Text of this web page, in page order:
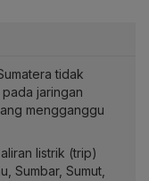
tidak
jaringan
mengganggu
listrik (trip)
Sumbar, Sumut,